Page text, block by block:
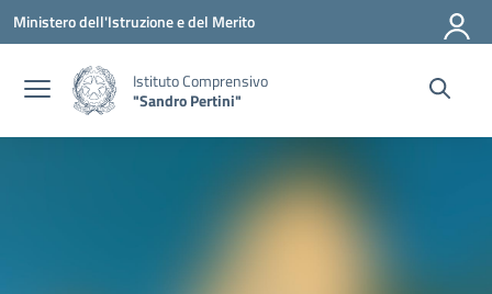
Vai ai contenuti
Vai al menu di navigazione
Vai al footer
Ministero dell'Istruzione e del Merito
Istituto Comprensivo
"Sandro Pertini"